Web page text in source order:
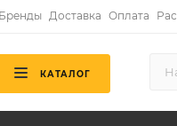
Бренды Доставка Оплата
КАТАЛОГ